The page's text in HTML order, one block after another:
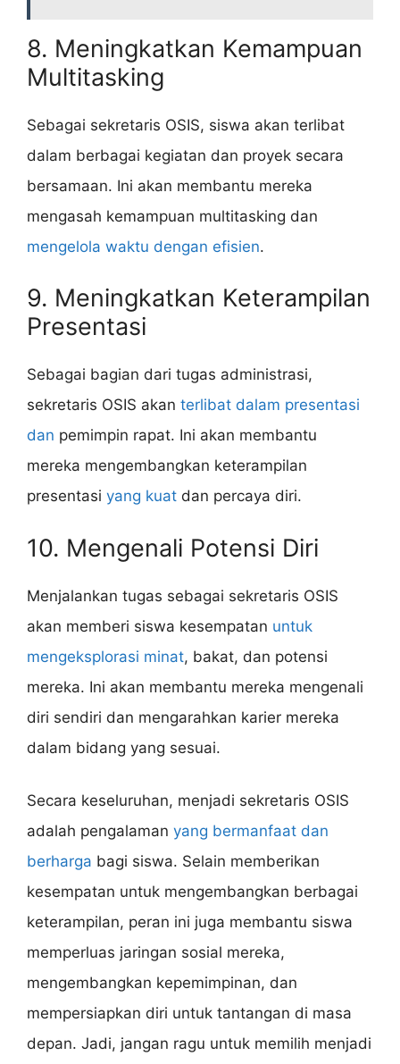
8. Meningkatkan Kemampuan
Multitasking
Sebagai sekretaris OSIS, siswa akan terlibat
dalam berbagai kegiatan dan proyek secara
bersamaan. Ini akan membantu mereka
mengasah kemampuan multitasking dan
mengelola waktu dengan efisien.
9. Meningkatkan Keterampilan
Presentasi
Sebagai bagian dari tugas administrasi,
sekretaris OSIS akan terlibat dalam presentasi
dan pemimpin rapat. Ini akan membantu
mereka mengembangkan keterampilan
presentasi yang kuat dan percaya diri.
10. Mengenali Potensi Diri
Menjalankan tugas sebagai sekretaris OSIS
akan memberi siswa kesempatan untuk
mengeksplorasi minat, bakat, dan potensi
mereka. Ini akan membantu mereka mengenali
diri sendiri dan mengarahkan karier mereka
dalam bidang yang sesuai.
Secara keseluruhan, menjadi sekretaris OSIS
adalah pengalaman yang bermanfaat dan
berharga bagi siswa. Selain memberikan
kesempatan untuk mengembangkan berbagai
keterampilan, peran ini juga membantu siswa
memperluas jaringan sosial mereka,
mengembangkan kepemimpinan, dan
mempersiapkan diri untuk tantangan di masa
depan. Jadi, jangan ragu untuk memilih menjadi